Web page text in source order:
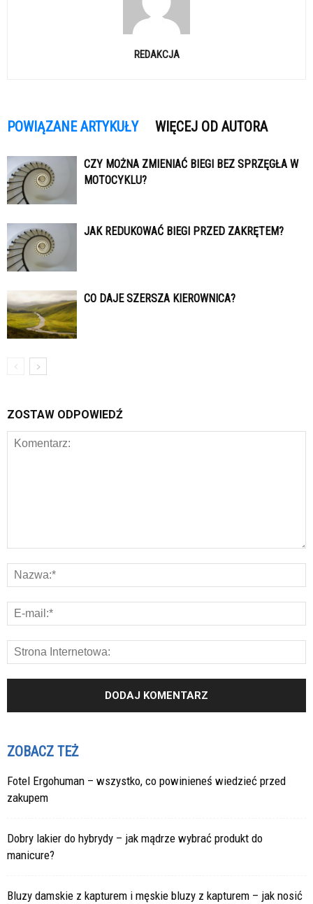
REDAKCJA
POWIĄZANE ARTYKUŁY WIĘCEJ OD AUTORA
CZY MOŻNA ZMIENIAĆ BIEGI BEZ SPRZĘGŁA W
MOTOCYKLU?
JAK REDUKOWAĆ BIEGI PRZED ZAKRĘTEM?
CO DAJE SZERSZA KIEROWNICA?
ZOSTAW ODPOWIEDŹ
ZOBACZ TEŻ
Fotel Ergohuman – wszystko, co powinieneś wiedzieć przed
zakupem
Dobry lakier do hybrydy – jak mądrze wybrać produkt do
manicure?
Bluzy damskie z kapturem i męskie bluzy z kapturem – jak nosić